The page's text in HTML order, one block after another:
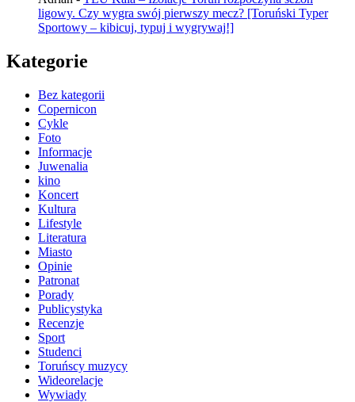
ligowy. Czy wygra swój pierwszy mecz? [Toruński Typer
Sportowy – kibicuj, typuj i wygrywaj!]
Kategorie
Bez kategorii
Copernicon
Cykle
Foto
Informacje
Juwenalia
kino
Koncert
Kultura
Lifestyle
Literatura
Miasto
Opinie
Patronat
Porady
Publicystyka
Recenzje
Sport
Studenci
Toruńscy muzycy
Wideorelacje
Wywiady